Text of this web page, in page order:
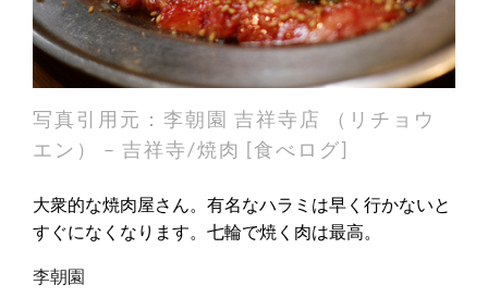
写真引用元： 李朝園 吉祥寺店 （リチョウ
エン） – 吉祥寺/焼肉 [食べログ]
大衆的な焼肉屋さん。有名なハラミは早く行かないと
すぐになくなります。七輪で焼く肉は最高。
李朝園